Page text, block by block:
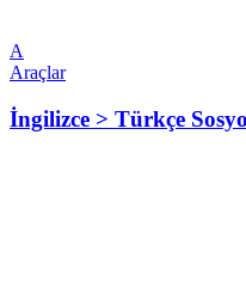
A
Araçlar
İngilizce > Türkçe